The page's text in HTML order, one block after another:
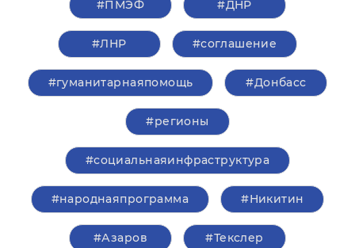
#ПМЭФ #ДНР
#ЛНР #соглашение
#гуманитарнаяпомощь #Донбасс
#регионы
#социальнаяинфраструктура
#народнаяпрограмма #Никитин
#Азаров #Текслер